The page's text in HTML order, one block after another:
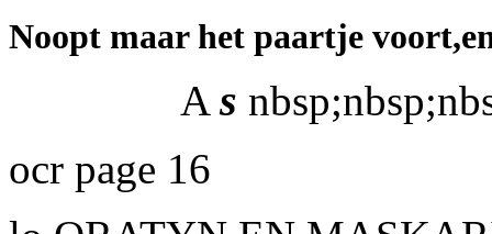
Noopt maar het paartje
As
ocr page 16